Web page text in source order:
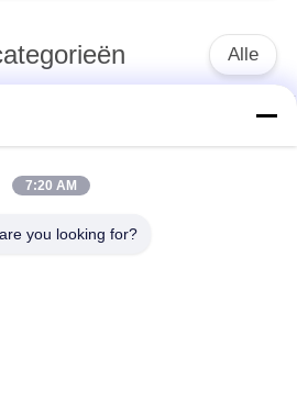
Alle
Zand Gevulde
7:20 AM
you looking for?